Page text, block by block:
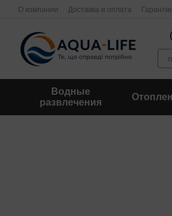
Перейти к основному контенту
О компании Доставка и оплата
Водные
развлечения